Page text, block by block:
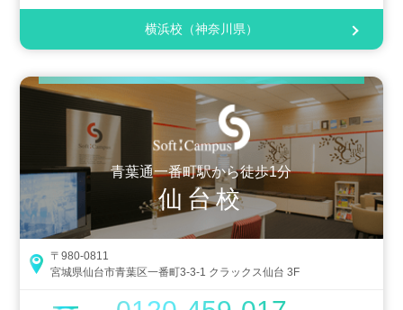
横浜校（神奈川県）
青葉通一番町駅から徒歩1分
仙台校
〒980-0811
宮城県仙台市青葉区一番町3-3-1 クラックス仙台 3F